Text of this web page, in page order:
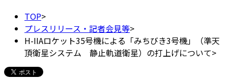
TOP>
プレスリリース・記者会見等>
H-IIAロケット35号機による「みちびき3号機」（準天
頂衛星システム 静止軌道衛星）の打上げについて>